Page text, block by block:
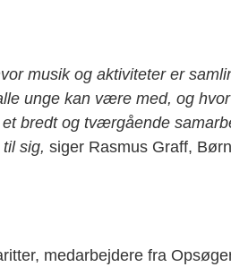
musik og aktiviteter er
unge kan være med, og
bredt og tværgående
sig, siger Rasmus Graff,
medarbejdere fra